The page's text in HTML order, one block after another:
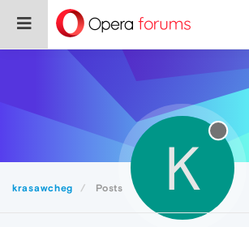
krasawcheg Posts K